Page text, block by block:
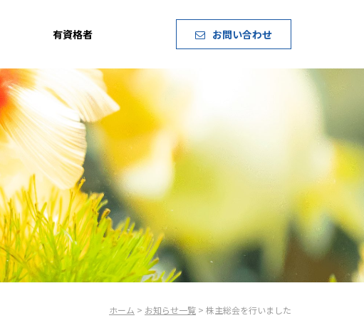
有資格者 お問い合わせ
ホーム > お知らせ一覧 > 株主総会を行いました